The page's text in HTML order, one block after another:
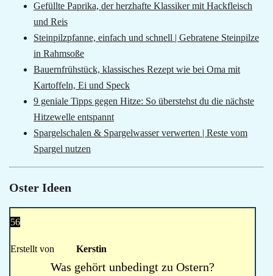
Gefüllte Paprika, der herzhafte Klassiker mit Hackfleisch
und Reis
Steinpilzpfanne, einfach und schnell | Gebratene Steinpilze
in Rahmsoße
Bauernfrühstück, klassisches Rezept wie bei Oma mit
Kartoffeln, Ei und Speck
9 geniale Tipps gegen Hitze: So überstehst du die nächste
Hitzewelle entspannt
Spargelschalen & Spargelwasser verwerten | Reste vom
Spargel nutzen
Oster Ideen
56
Erstellt von Kerstin
Was gehört unbedingt zu Ostern?